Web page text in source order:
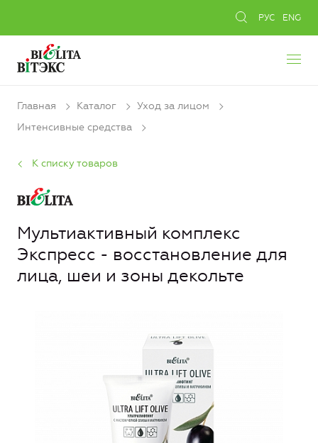
РУС ENG
Главная Каталог
Уход за лицом
Интенсивные средства
К списку товаров
Мультиактивный комплекс
Экспресс - восстановление для
лица, шеи и зоны декольте